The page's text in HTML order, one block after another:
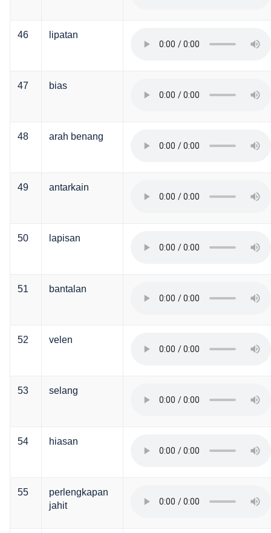
46 lipatan
47 bias
48 arah benang
49 antarkain
50 lapisan
51 bantalan
52 velen
53 selang
54 hiasan
55
perlengkapan
jahit